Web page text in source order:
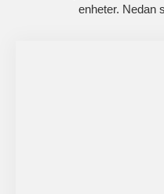
enheter. Nedan